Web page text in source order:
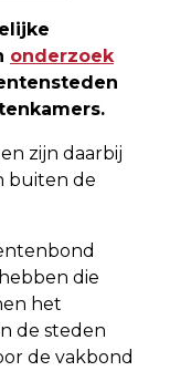
onderzoek
zijn daarbij
buiten de
die
het
de steden
de vakbond